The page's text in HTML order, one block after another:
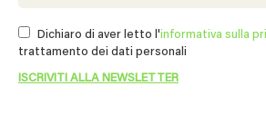
Dichiaro di aver letto l'informativa sulla
trattamento dei dati personali